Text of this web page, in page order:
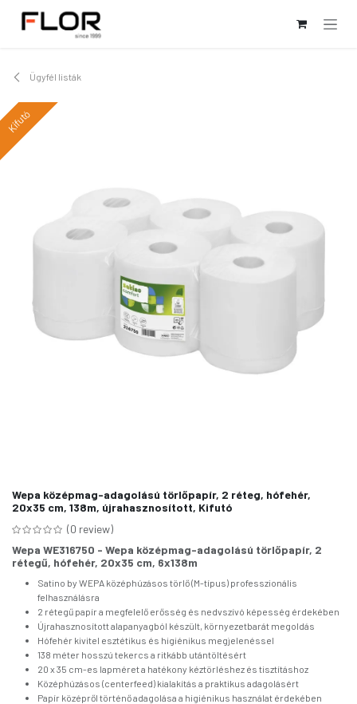
Ügyfél listák
Kifutó
Wepa középmag-adagolású törlőpapír, 2 réteg, hófehér,
20x35 cm, 138m, újrahasznosított, Kifutó
(0 review)
Wepa WE316750 - Wepa középmag-adagolású törlőpapír, 2
rétegű, hófehér, 20x35 cm, 6x138m
Satino by WEPA középhúzásos törlő (M-típus) professzionális
felhasználásra
2 rétegű papír a megfelelő erősség és nedvszívó képesség érdekében
Újrahasznosított alapanyagból készült, környezetbarát megoldás
Hófehér kivitel esztétikus és higiénikus megjelenéssel
138 méter hosszú tekercs a ritkább utántöltésért
20 x 35 cm-es lapméret a hatékony kéztörléshez és tisztításhoz
Középhúzásos (centerfeed) kialakítás a praktikus adagolásért
Papír középről történő adagolása a higiénikus használat érdekében